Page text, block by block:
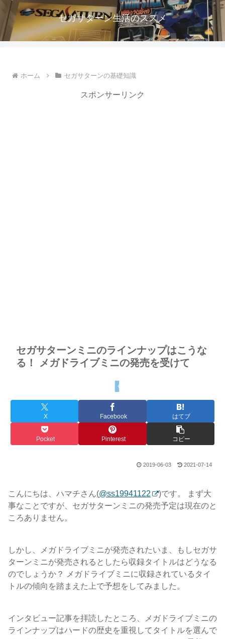
セガサターン生活のススメ
ホーム セガサターンの基礎知識
スポンサーリンク
セガサターンミニのラインナップはこうな
る！ メガドライブミニの発売を受けて
セガサターンの基礎知識
X Facebook はてブ
Pocket Pinterest コピー
2019-06-03 2021-07-14
こんにちは、ハマチさん(@ss19941122
)です。 まず大
事なことですが、セガサターンミニの発売予定は現在のと
ころありません。
しかし、メガドライブミニが発売されたいま、もしセガサ
ターンミニが発売されるとしたら収録タイトルはどうなる
のでしょうか？ メガドライブミニに収録されているタイ
トルの傾向を踏まえた上で予想をしてみました。
インタビュー記事を拝読したところ、メガドライブミニの
ラインナップはハードの歴史を重視してタイトルを選んで